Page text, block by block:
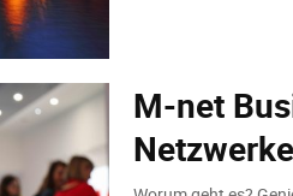
M-net